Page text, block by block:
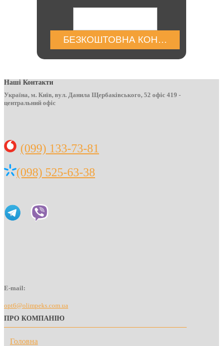
БЕЗКОШТОВНА КОНСУЛЬТАЦІЯ
Наші Контакти
Україна, м. Київ, вул. Данила Щербаківського, 52 офіс 419 -
центральний офіс
(099) 133-73-81
(098) 525-63-38
E-mail:
opt6@olimpeks.com.ua
ПРО КОМПАНІЮ
Головна